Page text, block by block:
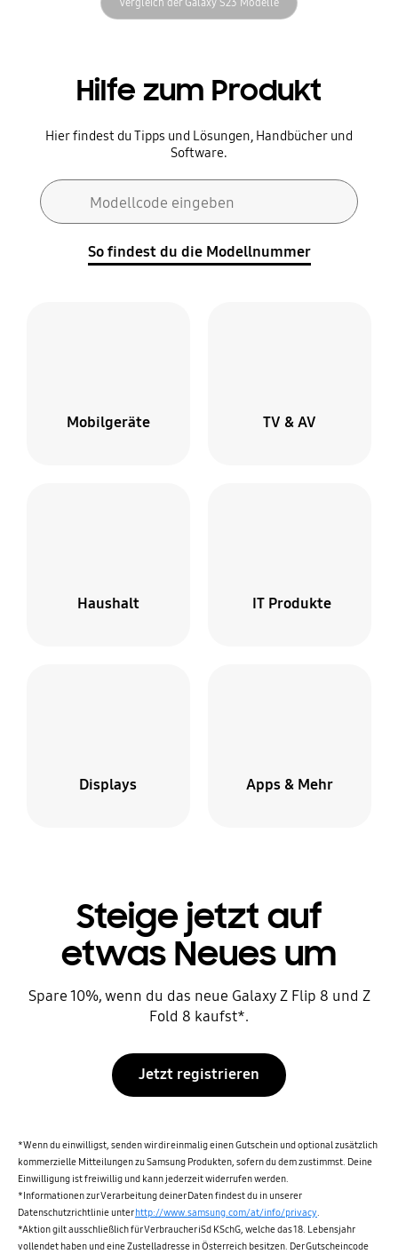
Hilfe zum Produkt
Hier findest du Tipps und Lösungen, Handbücher und
Software.
Modellcode eingeben
So findest du die Modellnummer
Mobilgeräte TV & AV
Haushalt IT Produkte
Displays Apps & Mehr
Steige jetzt auf
etwas Neues um
Spare 10%, wenn du das neue Galaxy Z Flip 8 und Z
Fold 8 kaufst*.
Jetzt registrieren
*Wenn du einwilligst, senden wir dir einmalig einen Gutschein und optional zusätzlich
kommerzielle Mitteilungen zu Samsung Produkten, sofern du dem zustimmst. Deine
Einwilligung ist freiwillig und kann jederzeit widerrufen werden.
*Informationen zur Verarbeitung deiner Daten findest du in unserer
Datenschutzrichtlinie unterhttp://www.samsung.com/at/info/privacy.
*Aktion gilt ausschließlich für Verbraucher iSd KSchG, welche das 18. Lebensjahr
vollendet haben und eine Zustelladresse in Österreich besitzen. Der Gutscheincode